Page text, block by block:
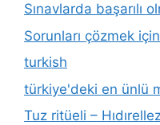
Sınavlarda başarılı
Sorunları çözmek
turkish
türkiye'deki en ünlü
Tuz ritüeli –